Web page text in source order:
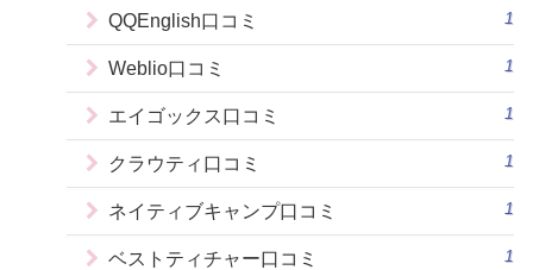
QQEnglish口コミ 1
Weblio口コミ 1
エイゴックス口コミ 1
クラウティ口コミ 1
ネイティブキャンプ口コミ 1
ベストティチャー口コミ 1